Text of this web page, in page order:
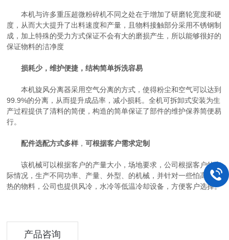
本机与许多重压超微粉碎机不同之处在于增加了研磨轮宽度和硬
度，从而大大提升了出料速度和产量，且物料接触部分采用不锈钢制
成，加上特殊的受力方式保证不会有大的磨损产生，所以能够很好的
保证物料的洁净度
损耗少，维护便捷，结构简单拆洗容易
本机旋风分离器采用空气分离的方式，使得粉尘和空气可以达到
99.9%的分离，从而提升成品率，减小损耗。全机可拆卸式安装为生
产过程提供了清料的简便，构造的简单保证了部件的维护保养简便易
行。
配件选配方式多样 ，可根据客户需求定制
该机械可以根据客户的产量大小，场地要求，公司根据客户的实
际情况，生产不同功率、产量、外型、的机械，并针对一些怕高温高
热的物料，公司也提供风冷，水冷等低温冷却设备，方便客户选择。
产品咨询